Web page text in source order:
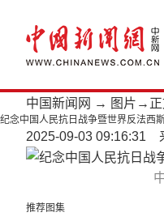
中国新闻网 → 图片 →正
纪念中国人民抗日战争暨世界反法西
2025-09-03 09:16:31
推荐图集